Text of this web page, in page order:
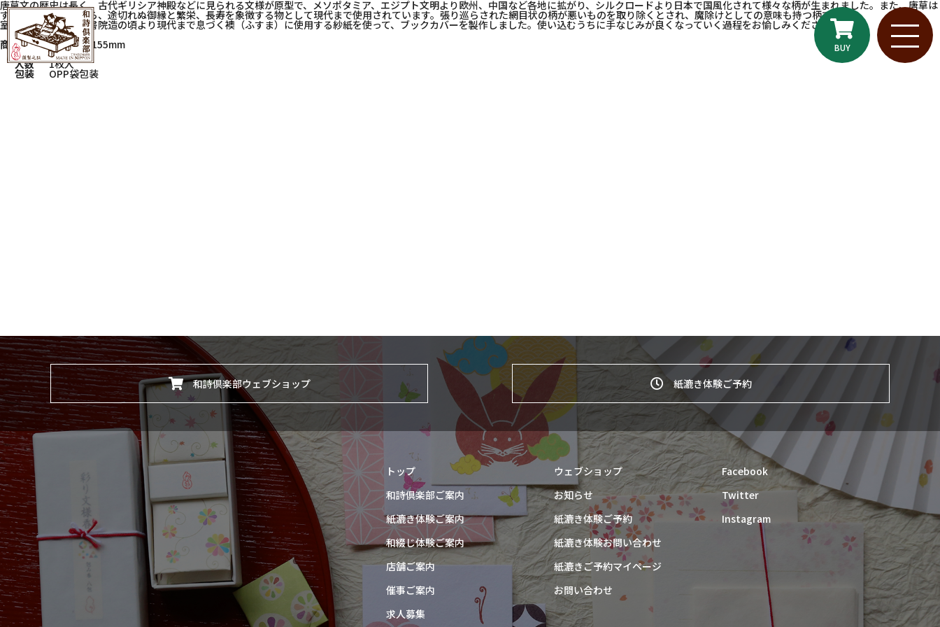
BUY
唐草文の歴史は長く、古代ギリシア神殿などに見られる文様が原型で、メソポタミア、エジプト文明より欧州、中国など各地に拡がり、シルクロードより日本で国風化されて様々な柄が生まれました。また、唐草は
すぐに成長する処から、途切れぬ御縁と繁栄、長寿を象徴する物として現代まで使用されています。張り巡らされた網目状の柄が悪いものを取り除くとされ、魔除けとしての意味も持つ柄です。
室町期に生まれた、書院造の頃より現代まで息づく襖（ふすま）に使用する紗紙を使って、ブックカバーを製作しました。使い込むうちに手なじみが良くなっていく過程をお愉しみください。
商品サイズW300×H155mm
素材 室町紗紙
入数 1枚入
包装 OPP袋包装
和詩倶楽部ウェブショップ 紙漉き体験ご予約
トップ
和詩倶楽部ご案内
紙漉き体験ご案内
和綴じ体験ご案内
店舗ご案内
催事ご案内
求人募集
ウェブショップ
お知らせ
紙漉き体験ご予約
紙漉き体験お問い合わせ
紙漉きご予約マイページ
お問い合わせ
Facebook
Twitter
Instagram